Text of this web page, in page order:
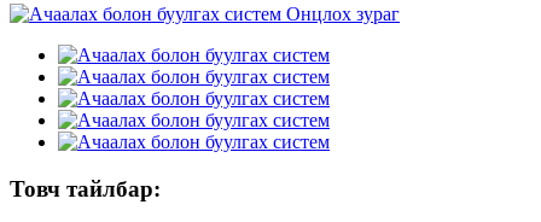
Товч тайлбар: